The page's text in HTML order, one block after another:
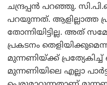
ചന്ദ്രപ്പന്‍ പറഞ്ഞു.
പറയുന്നത്. ആളില്ലാത്ത
തോന്നിയിട്ടില്ല. അത്
പ്രകടനം
മുന്നണിയ്ക്ക് പ്രത്യേകിച്ച്
മുന്നണിയിലെ എല്ലാ